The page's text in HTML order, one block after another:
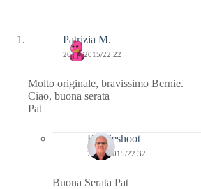
Patrizia M.
20/01/2015/22:22
Molto originale, bravissimo Bernie.
Ciao, buona serata
Pat
Bernieshoot
20/01/2015/22:32
Buona Serata Pat